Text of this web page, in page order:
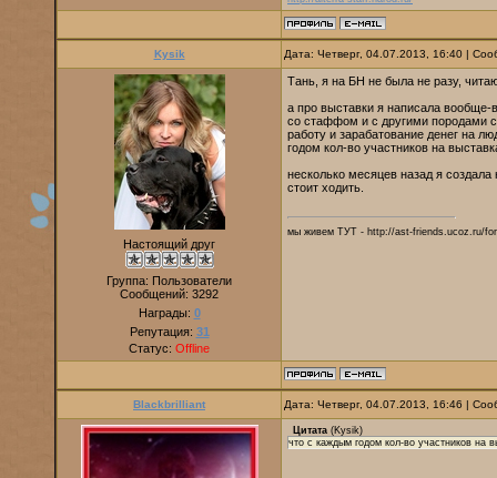
Kysik Дата: Четверг, 04.07.2013, 16:40 |
Настоящий друг
Группа: Пользователи
Сообщений: 3292
Награды: 0
Репутация: 31
Статус: Offline
Тань, я на БН не была не разу,
а про выставки я написала вообще-
со стаффом и с другими породами
работу и зарабатование денег на
годом кол-во участников на
несколько месяцев назад я
стоит ходить.
мы живем ТУТ - http://ast-friends.ucoz.ru/
Blackbrilliant Дата: Четверг, 04.07.2013, 16:46 |
Цитата (Kysik)
что с каждым годом кол-во участников на